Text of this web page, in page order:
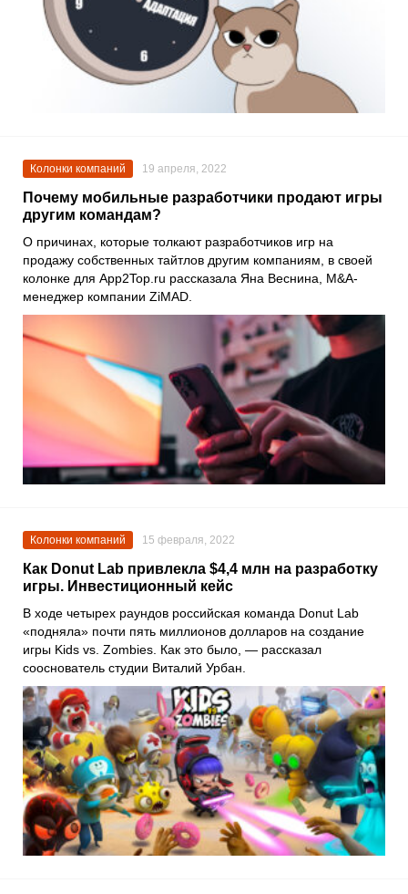
Колонки компаний 19 апреля, 2022
Почему мобильные разработчики продают игры
другим командам?
О причинах, которые толкают разработчиков игр на
продажу собственных тайтлов другим компаниям, в своей
колонке для App2Top.ru рассказала Яна Веснина, M&A-
менеджер компании ZiMAD.
Колонки компаний 15 февраля, 2022
Как Donut Lab привлекла $4,4 млн на разработку
игры. Инвестиционный кейс
В ходе четырех раундов российская команда Donut Lab
«подняла» почти пять миллионов долларов на создание
игры Kids vs. Zombies . Как это было, — рассказал
сооснователь студии Виталий Урбан